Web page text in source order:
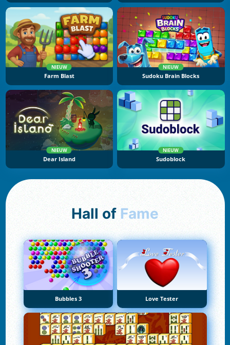
NIEUW
Farm Blast
NIEUW
Sudoku Brain Blocks
NIEUW
Dear Island
NIEUW
Sudoblock
Hall of Fame
Bubbles 3 Love Tester